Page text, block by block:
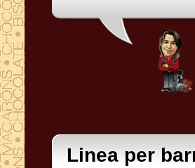
Linea per